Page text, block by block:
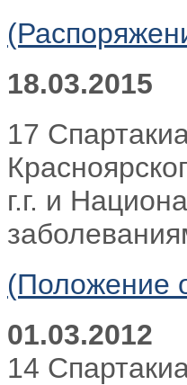
18.03.2015
17
г.г. и
(Положение
01.03.2012
14